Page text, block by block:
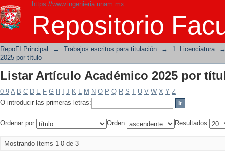
https://www.ingenieria.unam.mx
Repositorio
Listar Artículo Académico 2025 por
RepoFI Principal → Trabajos escritos para titulación → 1. Licenciatura
2025 por título
Listar Artículo Académico 2025 por
0-9 A B C D E F G H J K L M N O P Q R S T U V W X Y Z
O introducir las primeras letras:
Ordenar por: Orden: Resultados:
Mostrando ítems 1-0 de 3